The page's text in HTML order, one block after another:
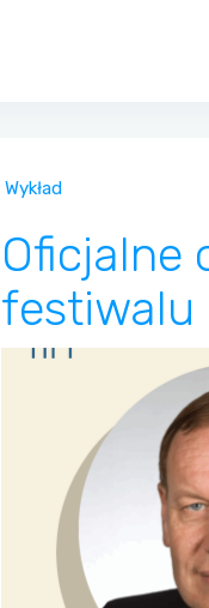
Wykład
Oficjalne
festiwalu